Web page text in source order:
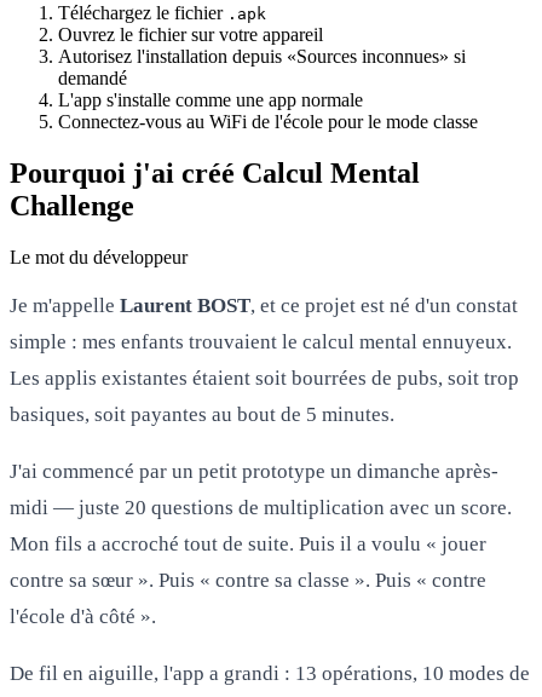
Téléchargez le fichier .apk
Ouvrez le fichier sur votre appareil
Autorisez l'installation depuis «Sources inconnues» si
demandé
L'app s'installe comme une app normale
Connectez-vous au WiFi de l'école pour le mode classe
Pourquoi j'ai créé Calcul Mental
Challenge
Le mot du développeur
Je m'appelle Laurent BOST, et ce projet est né d'un constat
simple : mes enfants trouvaient le calcul mental ennuyeux.
Les applis existantes étaient soit bourrées de pubs, soit trop
basiques, soit payantes au bout de 5 minutes.
J'ai commencé par un petit prototype un dimanche après-
midi — juste 20 questions de multiplication avec un score.
Mon fils a accroché tout de suite. Puis il a voulu « jouer
contre sa sœur ». Puis « contre sa classe ». Puis « contre
l'école d'à côté ».
De fil en aiguille, l'app a grandi : 13 opérations, 10 modes de